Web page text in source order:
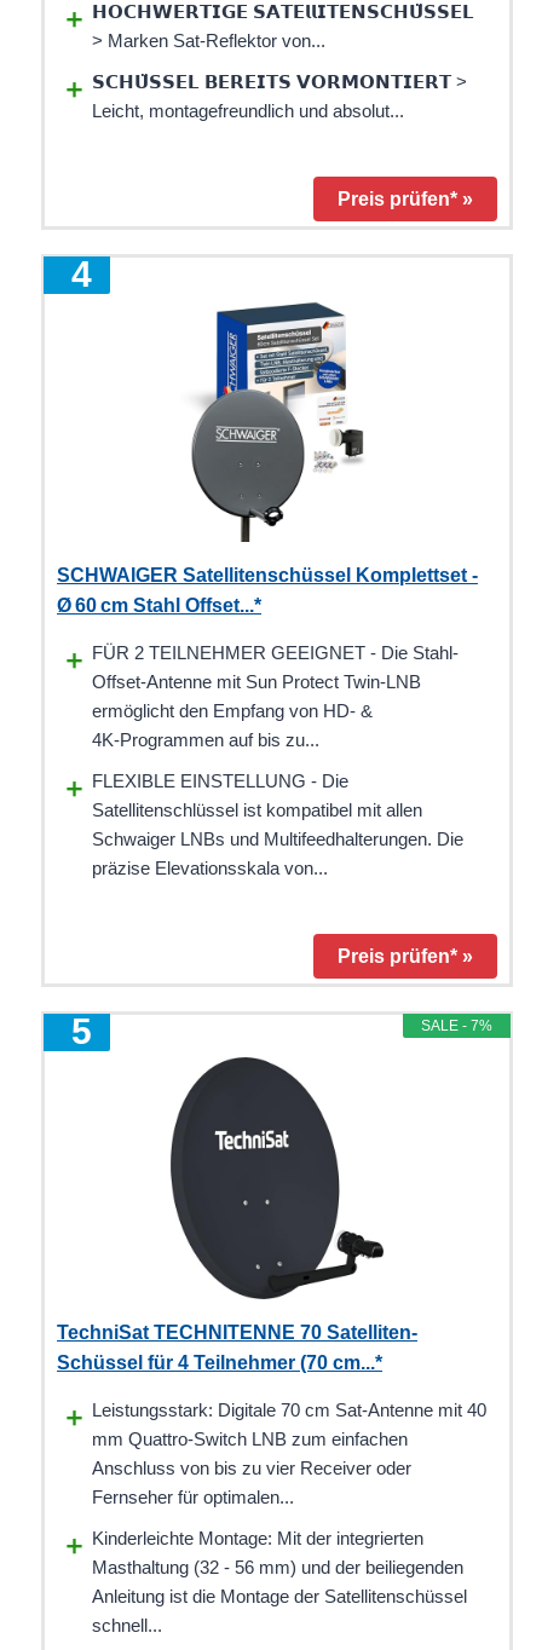
𝗛𝗢𝗖𝗛𝗪𝗘𝗥𝗧𝗜𝗚𝗘 𝗦𝗔𝗧𝗘𝗹𝗹𝗜𝗧𝗘𝗡𝗦𝗖𝗛𝗨̈𝗦𝗦𝗘𝗟
> Marken Sat-Reflektor von...
𝗦𝗖𝗛𝗨̈𝗦𝗦𝗘𝗟 𝗕𝗘𝗥𝗘𝗜𝗧𝗦 𝗩𝗢𝗥𝗠𝗢𝗡𝗧𝗜𝗘𝗥𝗧 >
Leicht, montagefreundlich und absolut...
Preis prüfen* »
SCHWAIGER Satellitenschüssel Komplettset -
Ø 60 cm Stahl Offset...*
FÜR 2 TEILNEHMER GEEIGNET - Die Stahl-
Offset-Antenne mit Sun Protect Twin‑LNB
ermöglicht den Empfang von HD‑ &
4K‑Programmen auf bis zu...
FLEXIBLE EINSTELLUNG - Die
Satellitenschlüssel ist kompatibel mit allen
Schwaiger LNBs und Multifeedhalterungen. Die
präzise Elevationsskala von...
Preis prüfen* »
SALE - 7%
TechniSat TECHNITENNE 70 Satelliten-
Schüssel für 4 Teilnehmer (70 cm...*
Leistungsstark: Digitale 70 cm Sat-Antenne mit 40
mm Quattro-Switch LNB zum einfachen
Anschluss von bis zu vier Receiver oder
Fernseher für optimalen...
Kinderleichte Montage: Mit der integrierten
Masthaltung (32 - 56 mm) und der beiliegenden
Anleitung ist die Montage der Satellitenschüssel
schnell...